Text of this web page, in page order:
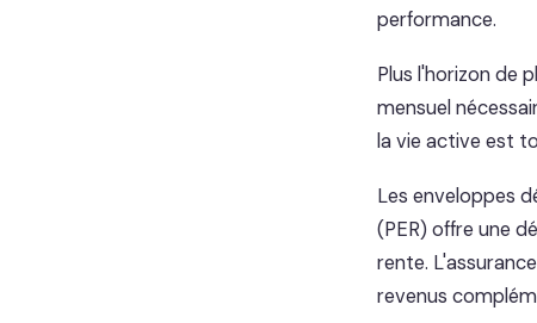
performance.
Plus l'horizon de
mensuel
la vie active est
Les enveloppes
(PER) offre une
rente.
revenus